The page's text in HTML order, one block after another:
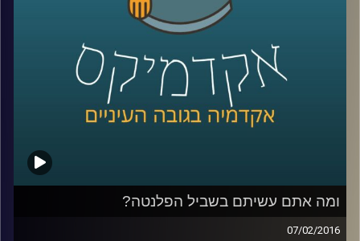
קרדיט תמונות: AudioVersity
ומה אתם עשיתם בשביל הפלנטה?
07/02/2016